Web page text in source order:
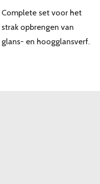
Complete set voor het
strak opbrengen van
glans- en hoogglansverf.